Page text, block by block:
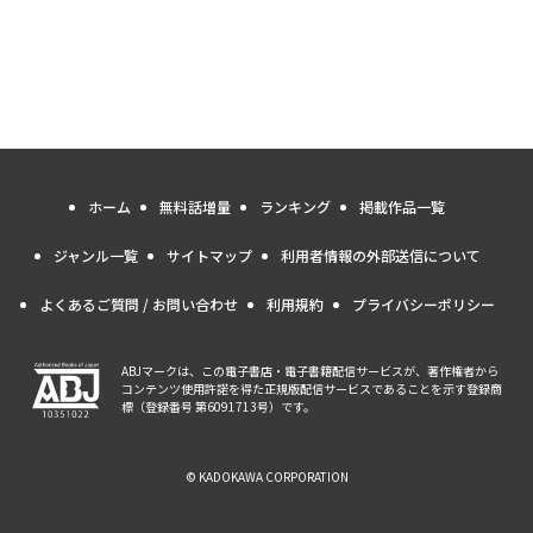
ホーム 無料話増量 ランキング 掲載作品一覧
ジャンル一覧 サイトマップ 利用者情報の外部送信について
よくあるご質問 / お問い合わせ 利用規約 プライバシーポリシー
ABJマークは、この電子書店・電子書籍配信サービスが、著作権者から
コンテンツ使用許諾を得た正規版配信サービスであることを示す登録商
標（登録番号 第6091713号）です。
© KADOKAWA CORPORATION